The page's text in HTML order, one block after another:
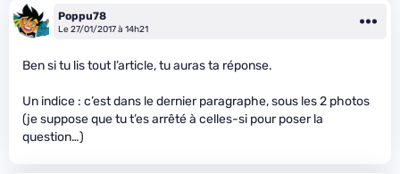
Poppu78
Le 27/01/2017 à 14h21
Ben si tu lis tout l’article, tu auras ta réponse.
Un indice : c’est dans le dernier paragraphe, sous les 2 photos
(je suppose que tu t’es arrêté à celles-si pour poser la
question…)